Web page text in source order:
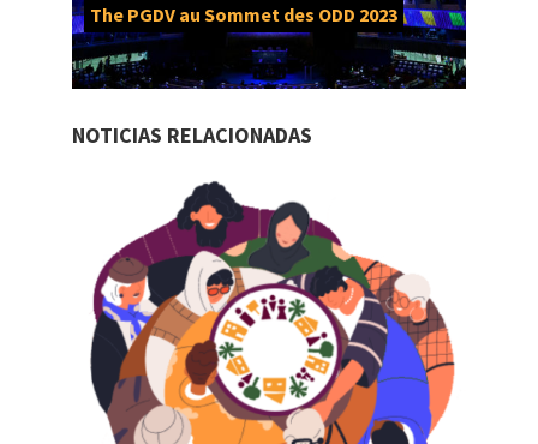
The PGDV au Sommet des ODD 2023
NOTICIAS RELACIONADAS